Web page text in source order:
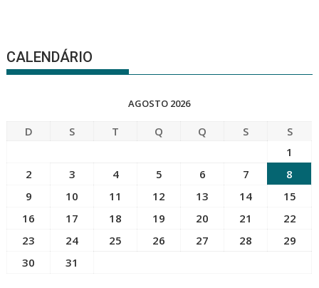
CALENDÁRIO
AGOSTO 2026
D S T Q Q S
S
1
2
3 4 5 6 7
8
9
10 11 12 13 14
15
16
17 18 19 20 21
22
23
24 25 26 27 28
29
30
31